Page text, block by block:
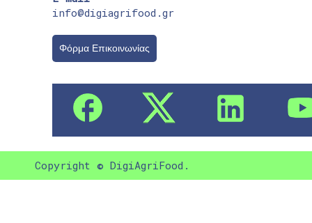
info@digiagrifood.gr
Φόρμα Επικοινωνίας
Copyright © DigiAgriFood.